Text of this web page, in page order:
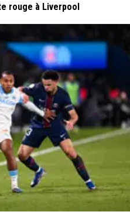
rouge à Liverpool